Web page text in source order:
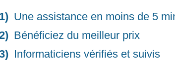
Une assistance en moins de 5
Bénéficiez du meilleur prix
Informaticiens vérifiés et suivis